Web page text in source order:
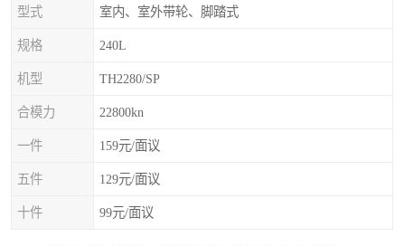
型式 室内、室外带轮、脚踏式
规格 240L
机型 TH2280/SP
合模力 22800kn
一件 159元/面议
五件 129元/面议
十件 99元/面议